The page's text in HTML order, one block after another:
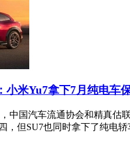
小米Yu7拿下7月纯电车
中国汽车流通协会和精真估
，但SU7也同时拿下了纯电轿